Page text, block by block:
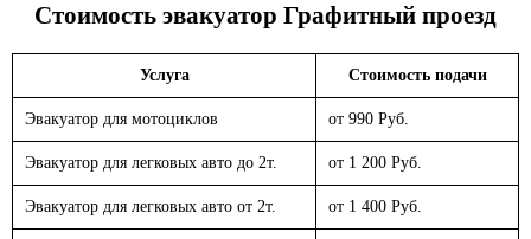
Стоимость эвакуатор Графитный проезд
Услуга Стоимость подачи
Эвакуатор для мотоциклов от 990 Руб.
Эвакуатор для легковых авто до 2т. от 1 200 Руб.
Эвакуатор для легковых авто от 2т. от 1 400 Руб.